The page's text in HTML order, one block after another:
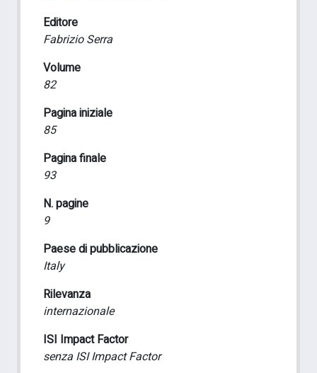
Editore
Fabrizio Serra
Volume
82
Pagina iniziale
85
Pagina finale
93
N. pagine
9
Paese di pubblicazione
Italy
Rilevanza
internazionale
ISI Impact Factor
senza ISI Impact Factor